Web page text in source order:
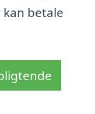
kan betale